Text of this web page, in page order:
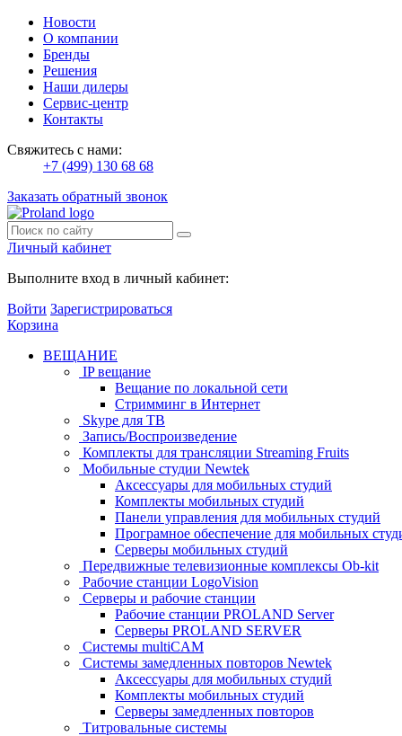
Новости
О компании
Бренды
Решения
Наши дилеры
Сервис-центр
Контакты
Свяжитесь с нами:
+7 (499) 130 68 68
Заказать обратный звонок
Личный кабинет
Выполните вход в личный кабинет:
Войти Зарегистрироваться
Корзина
ВЕЩАНИЕ
IP вещание
Вещание по локальной сети
Стримминг в Интернет
Skype для ТВ
Запись/Воспроизведение
Комплекты для трансляции Streaming Fruits
Мобильные студии Newtek
Аксессуары для мобильных студий
Комплекты мобильных студий
Панели управления для мобильных студий
Програмное обеспечение для мобильных
Серверы мобильных студий
Передвижные телевизионные комплексы Ob-kit
Рабочие станции LogoVision
Серверы и рабочие станции
Рабочие станции PROLAND Server
Серверы PROLAND SERVER
Системы multiCAM
Системы замедленных повторов Newtek
Аксессуары для мобильных студий
Комплекты мобильных студий
Серверы замедленных повторов
Титровальные системы